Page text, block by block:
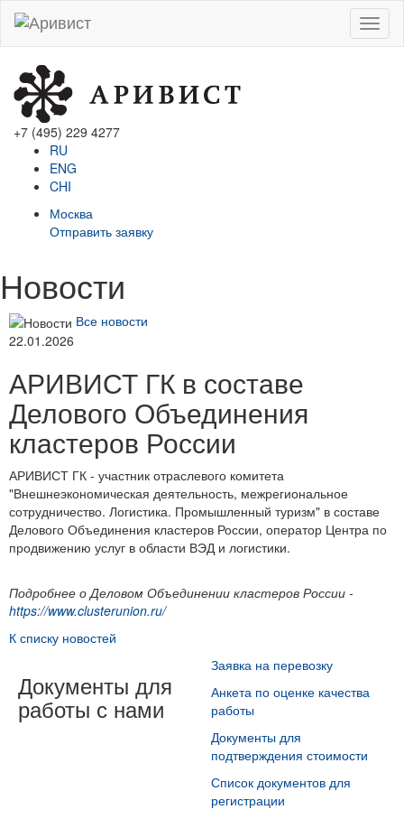
Menu
+7 (495) 229 4277
RU
ENG
CHI
Москва
Отправить заявку
Новости
Все новости
22.01.2026
АРИВИСТ ГК в составе
Делового Объединения
кластеров России
АРИВИСТ ГК - участник отраслевого комитета
"Внешнеэкономическая деятельность, межрегиональное
сотрудничество. Логистика. Промышленный туризм" в составе
Делового Объединения кластеров России, оператор Центра по
продвижению услуг в области ВЭД и логистики.
Подробнее о Деловом Объединении кластеров России -
https://www.clusterunion.ru/
К списку новостей
Документы для
работы с нами
Заявка на перевозку
Анкета по оценке качества
работы
Документы для
подтверждения стоимости
Список документов для
регистрации